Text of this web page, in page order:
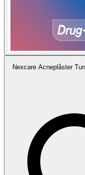
Nexcare Acneplåster